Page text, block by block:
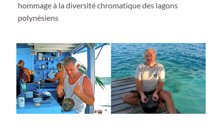
hommage à la diversité chromatique des lagons
polynésiens